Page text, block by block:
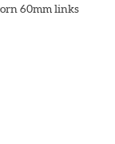
60mm links